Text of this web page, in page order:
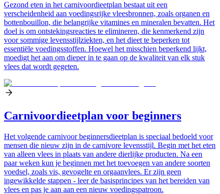
Gezond eten in het carnivoordieetplan bestaat uit een
verscheidenheid aan voedingsrijke vleesbronnen, zoals organen en
bottenbouillon, die belangrijke vitamines en mineralen bevatten. Het
doel is om ontstekingsreacties te elimineren, die kenmerkend zijn
voor sommige levensstijlziekten, en het dieet te beperken tot
essentiële voedingsstoffen. Hoewel het misschien beperkend lijkt,
moedigt het aan om dieper in te gaan op de kwaliteit van elk stuk
vlees dat wordt gegeten.
Carnivoordieetplan voor beginners
Het volgende carnivoor beginnersdieetplan is speciaal bedoeld voor
mensen die nieuw zijn in de carnivore levensstijl. Begin met het eten
van alleen vlees in plaats van andere dierlijke producten. Na een
paar weken kun je beginnen met het toevoegen van andere soorten
voedsel, zoals vis, gevogelte en orgaanvlees. Er zijn geen
ingewikkelde stappen - leer de basisprincipes van het bereiden van
vlees en pas je aan aan een nieuw voedingspatroon.